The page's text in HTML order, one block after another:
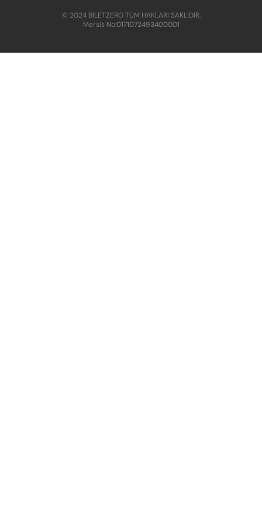
© 2024 BİLETZERO TÜM HAKLARI SAKLIDIR.
Mersis No:0171072493400001